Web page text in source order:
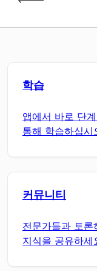
학습
앱에서 바로 단
통해 학습하십시
커뮤니티
전문가들과 토론
지식을 공유하세